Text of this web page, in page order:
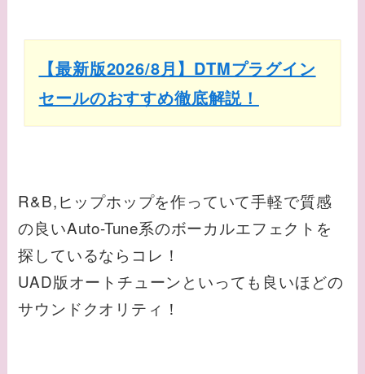
【最新版2026/8月】DTMプラグイン
セールのおすすめ徹底解説！
R&B,ヒップホップを作っていて手軽で質感
の良いAuto-Tune系のボーカルエフェクトを
探しているならコレ！
UAD版オートチューンといっても良いほどの
サウンドクオリティ！